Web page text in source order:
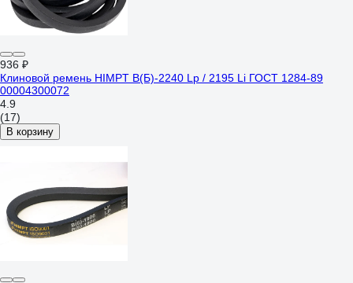
936 ₽
Клиновой ремень HIMPT В(Б)-2240 Lp / 2195 Li ГОСТ 1284-89
00004300072
4.9
(17)
В корзину